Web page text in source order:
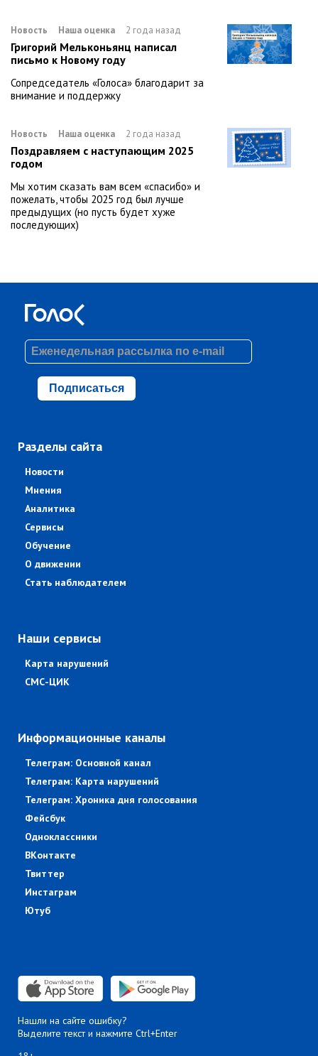
Новость Наша оценка 2 года назад
Григорий Мельконьянц написал
письмо к Новому году
Сопредседатель «Голоса» благодарит за
внимание и поддержку
Новость Наша оценка 2 года назад
Поздравляем с наступающим 2025
годом
Мы хотим сказать вам всем «спасибо» и
пожелать, чтобы 2025 год был лучше
предыдущих (но пусть будет хуже
последующих)
Подписаться
Разделы сайта
Новости
Мнения
Аналитика
Сервисы
Обучение
О движении
Стать наблюдателем
Наши сервисы
Карта нарушений
СМС-ЦИК
Информационные каналы
Телеграм: Основной канал
Телеграм: Карта нарушений
Телеграм: Хроника дня голосования
Фейсбук
Одноклассники
ВКонтакте
Твиттер
Инстаграм
Ютуб
Нашли на сайте ошибку?
Выделите текст и нажмите Ctrl+Enter